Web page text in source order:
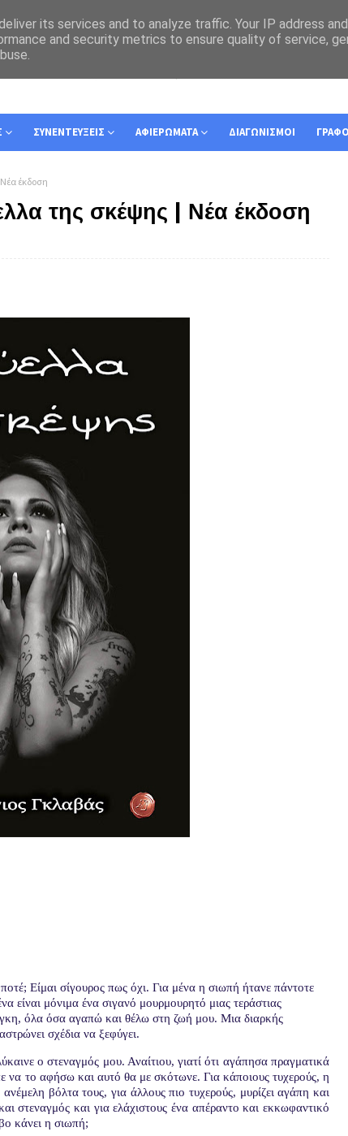
ΣΥΝΕΝΤΕΥΞΕΙΣ ΑΦΙΕΡΩΜΑΤΑ ΔΙΑΓΩΝΙΣΜΟΙ
έκδοση
της σκέψης | Νέα έκδοση
Είμαι σίγουρος πως όχι. Για μένα η σιωπή ήτανε πάντοτε
μόνιμα ένα σιγανό μουρμουρητό μιας τεράστιας
όλα όσα αγαπώ και θέλω στη ζωή μου. Μια διαρκής
σχέδια να ξεφύγει.
ο στεναγμός μου. Αναίτιου, γιατί ότι αγάπησα πραγματικά
να το αφήσω και αυτό θα με σκότωνε. Για κάποιους τυχερούς, η
βόλτα τους, για άλλους πιο τυχερούς, μυρίζει αγάπη και
στεναγμός και για ελάχιστους ένα απέραντο και εκκωφαντικό
κάνει η σιωπή;
its services and to analyze traffic. Your IP address
and security metrics to ensure quality of service,